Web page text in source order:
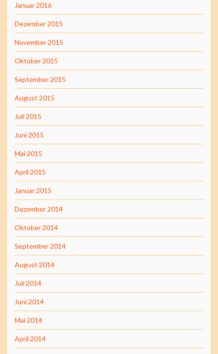
Januar 2016
Dezember 2015
November 2015
Oktober 2015
September 2015
August 2015
Juli 2015
Juni 2015
Mai 2015
April 2015
Januar 2015
Dezember 2014
Oktober 2014
September 2014
August 2014
Juli 2014
Juni 2014
Mai 2014
April 2014